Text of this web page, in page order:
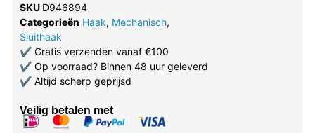
SKU D946894
Categorieën Haak, Mechanisch,
Sluithaak
✔Gratis verzenden vanaf €100
✔Op voorraad? Binnen 48 uur geleverd
✔Altijd scherp geprijsd
Veilig betalen met